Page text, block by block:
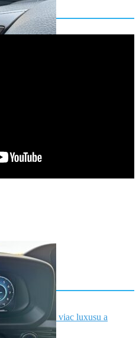
prináša ešte viac luxusu a